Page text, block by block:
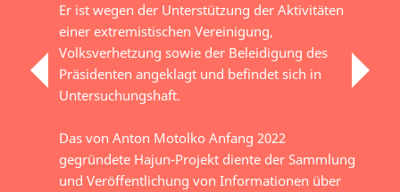
Er ist wegen der Unterstützung der Aktivitäten
einer extremistischen Vereinigung,
Volksverhetzung sowie der Beleidigung des
Präsidenten angeklagt und befindet sich in
Untersuchungshaft.
Das von Anton Motolko Anfang 2022
gegründete Hajun-Projekt diente der Sammlung
und Veröffentlichung von Informationen über